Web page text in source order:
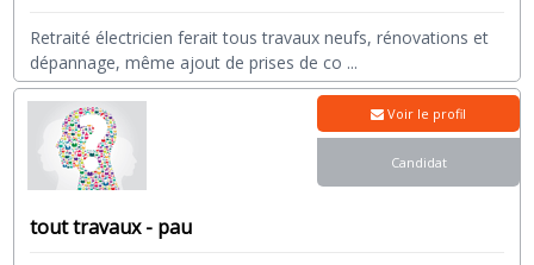
Retraité électricien ferait tous travaux neufs, rénovations et
dépannage, même ajout de prises de co ...
tout travaux - pau
Voir le profil
Candidat